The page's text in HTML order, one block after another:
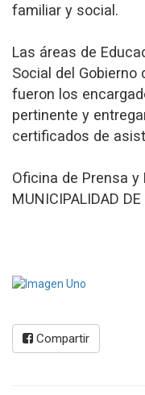
familiar y social.
Las áreas de
Social del Gobierno
fueron los
pertinente y
certificados de
Oficina de Prensa y
MUNICIPALIDAD
Compartir